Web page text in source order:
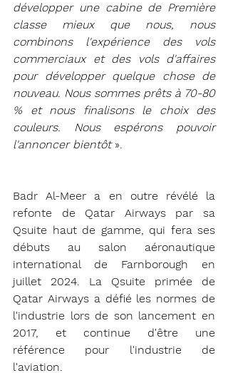
développer une cabine de Première
classe mieux que nous, nous
combinons l'expérience des vols
commerciaux et des vols d'affaires
pour développer quelque chose de
nouveau. Nous sommes prêts à 70-80
% et nous finalisons le choix des
couleurs. Nous espérons pouvoir
l'annoncer bientôt ».
Badr Al-Meer a en outre révélé la
refonte de Qatar Airways par sa
Qsuite haut de gamme, qui fera ses
débuts au salon aéronautique
international de Farnborough en
juillet 2024. La Qsuite primée de
Qatar Airways a défié les normes de
l'industrie lors de son lancement en
2017, et continue d'être une
référence pour l'industrie de
l'aviation.